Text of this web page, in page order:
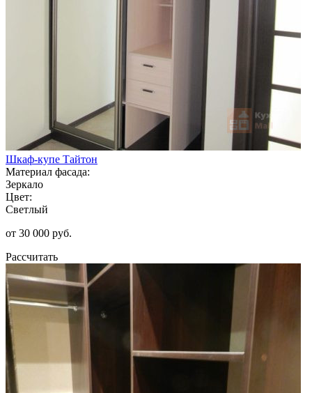
Шкаф-купе Тайтон
Материал фасада:
Зеркало
Цвет:
Светлый
от 30 000 руб.
Рассчитать